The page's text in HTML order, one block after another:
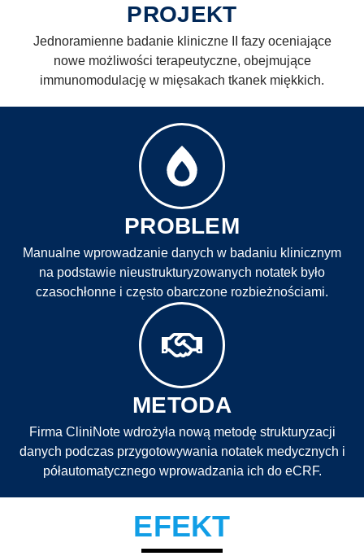
PROJEKT
Jednoramienne badanie kliniczne II fazy oceniające
nowe możliwości terapeutyczne, obejmujące
immunomodulację w mięsakach tkanek miękkich.
PROBLEM
Manualne wprowadzanie danych w badaniu klinicznym
na podstawie nieustrukturyzowanych notatek było
czasochłonne i często obarczone rozbieżnościami.
METODA
Firma CliniNote wdrożyła nową metodę strukturyzacji
danych podczas przygotowywania notatek medycznych i
półautomatycznego wprowadzania ich do eCRF.
EFEKT